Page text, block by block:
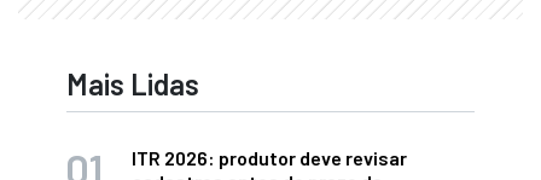
Mais Lidas
ITR 2026: produtor deve revisar